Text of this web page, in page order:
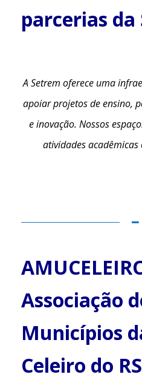
parcerias da
A Setrem oferece uma
apoiar projetos de ensino,
e inovação. Nossos
atividades
Associação
Municípios
Celeiro do RS